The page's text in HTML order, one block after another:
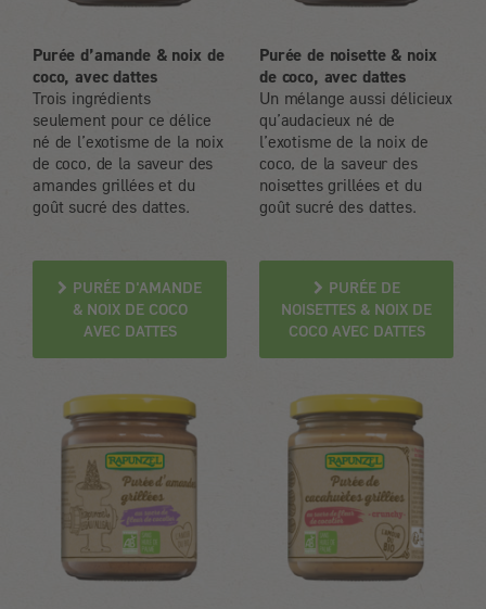
Purée d’amande & noix de
coco, avec dattes
Trois ingrédients
seulement pour ce délice
né de l’exotisme de la noix
de coco, de la saveur des
amandes grillées et du
goût sucré des dattes.
PURÉE D'AMANDE
& NOIX DE COCO
AVEC DATTES
Purée de noisette & noix
de coco, avec dattes
Un mélange aussi délicieux
qu’audacieux né de
l’exotisme de la noix de
coco, de la saveur des
noisettes grillées et du
goût sucré des dattes.
PURÉE DE
NOISETTES & NOIX DE
COCO AVEC DATTES